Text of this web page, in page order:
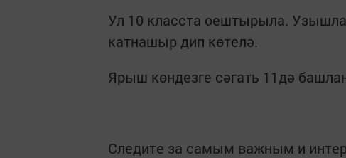
Ул 10 класста оештырыла.
катнашыр дип көтелә.
Ярыш көндезге сәгать 11дә
Следите за самым важным и